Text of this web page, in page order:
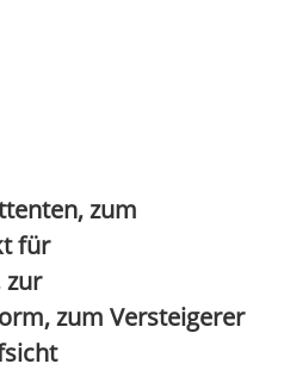
zum
für
zur
zum Versteigerer